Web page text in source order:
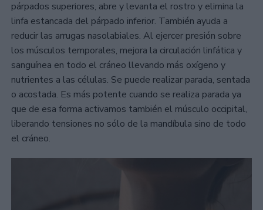
párpados superiores, abre y levanta el rostro y elimina la
linfa estancada del párpado inferior. También ayuda a
reducir las arrugas nasolabiales. Al ejercer presión sobre
los músculos temporales, mejora la circulación linfática y
sanguínea en todo el cráneo llevando más oxígeno y
nutrientes a las células. Se puede realizar parada, sentada
o acostada. Es más potente cuando se realiza parada ya
que de esa forma activamos también el músculo occipital,
liberando tensiones no sólo de la mandíbula sino de todo
el cráneo.